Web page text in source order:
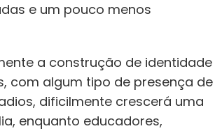
e um pouco menos
a construção de identidade
com algum tipo de presença de
dificilmente crescerá uma
enquanto educadores,